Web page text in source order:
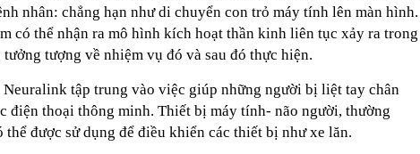
nhân: chẳng hạn như di chuyển con trỏ máy tính lên màn hình.
có thể nhận ra mô hình kích hoạt thần kinh liên tục xảy ra trong
tượng về nhiệm vụ đó và sau đó thực hiện.
tập trung vào việc giúp những người bị liệt tay chân
điện thoại thông minh. Thiết bị máy tính- não người, thường
được sử dụng để điều khiển các thiết bị như xe lăn.